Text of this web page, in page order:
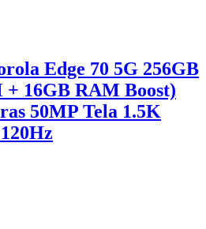
Edge 70 5G 256GB
16GB RAM Boost)
50MP Tela 1.5K